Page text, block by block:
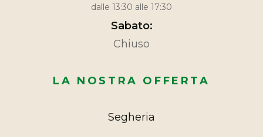
dalle 13:30 alle 17:30
Sabato:
Chiuso
LA NOSTRA OFFERTA
Segheria